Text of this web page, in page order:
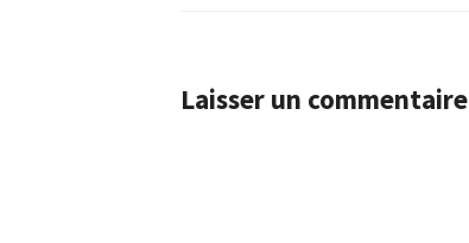
Laisser un commentaire